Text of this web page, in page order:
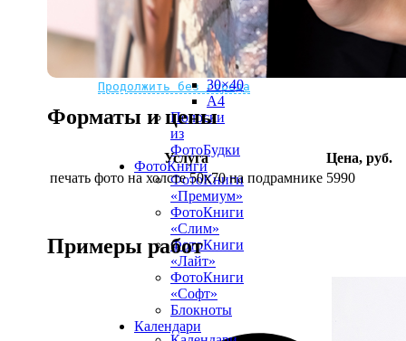
Не нашли Ваш город?
Мы доставляем по всему миру
Продолжить без города
15×15
15×20
20×20
20×30
30×30
30×40
A4
Полоски
из
ФотоБудки
ФотоКниги
ФотоКниги
«Премиум»
ФотоКниги
«Слим»
ФотоКниги
«Лайт»
ФотоКниги
«Софт»
Блокноты
Календари
Форматы и цены
Услуга
Цена, руб.
печать фото на холсте 50х70 на подрамнике 5990
Примеры работ